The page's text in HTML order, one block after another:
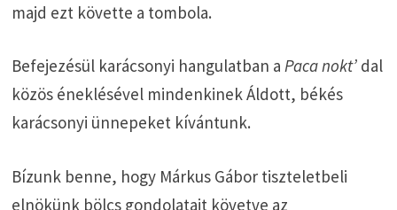
majd ezt követte a tombola.
Befejezésül karácsonyi hangulatban a Paca nokt’dal
közös éneklésével mindenkinek Áldott, békés
karácsonyi ünnepeket kívántunk.
Bízunk benne, hogy Márkus Gábor tiszteletbeli
elnökünk bölcs gondolatait követve az